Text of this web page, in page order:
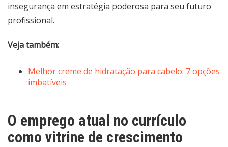
insegurança em estratégia poderosa para seu futuro
profissional.
Veja também:
Melhor creme de hidratação para cabelo: 7 opções
imbatíveis
O emprego atual no currículo
como vitrine de crescimento